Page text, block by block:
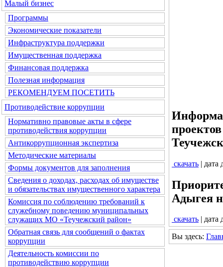
Малый бизнес
Программы
Экономические показатели
Инфраструктура поддержки
Имущественная поддержка
Финансовая поддержка
Полезная информация
РЕКОМЕНДУЕМ ПОСЕТИТЬ
Противодействие коррупции
Нормативно правовые акты в сфере
противодействия коррупции
Антикоррупционная экспертиза
Методические материалы
Формы документов для заполнения
Сведения о доходах, расходах об имуществе
и обязательствах имущественного характера
Комиссия по соблюдению требований к
служебному поведению муниципальных
служащих МО «Теучежский район»
Обратная связь для сообщений о фактах
коррупции
Деятельность комиссии по
противодействию коррупции
скачать | дата
Адыгея
скачать | дата
Вы здесь: